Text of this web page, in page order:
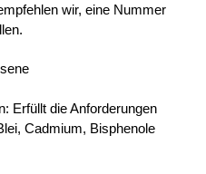
wir, eine Nummer
Erfüllt die Anforderungen
Cadmium, Bisphenole